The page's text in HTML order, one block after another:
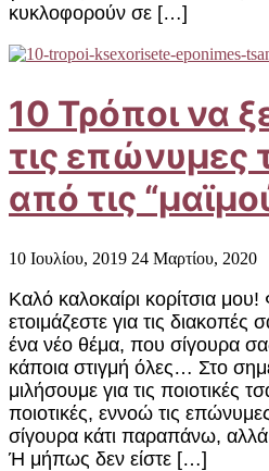
κυκλοφορούν σε […]
10 Τρόποι να
τις επώνυμες
από τις
10 Ιουλίου, 2019 24 Μαρτίου, 2020
Καλό καλοκαίρι κορίτσια μου!
ετοιμάζεστε για τις διακοπές
ένα νέο θέμα, που σίγουρα
κάποια στιγμή όλες… Στο
μιλήσουμε για τις ποιοτικές
ποιοτικές, εννοώ τις
σίγουρα κάτι παραπάνω, αλλά
Ή μήπως δεν είστε […]